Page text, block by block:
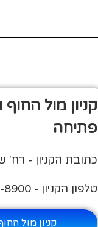
קניון מול
פתיחה
כתובת הקניון - רח' שכטמן
טלפון הקניון - 04-867-8900
קניון מול